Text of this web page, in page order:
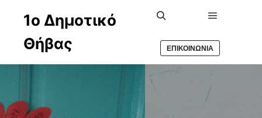
1ο Δημοτικό
Θήβας
ΕΠΙΚΟΙΝΩΝΙΑ